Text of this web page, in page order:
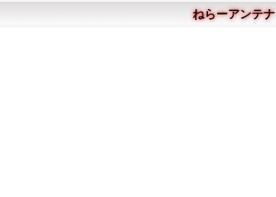
ねらーアンテナ